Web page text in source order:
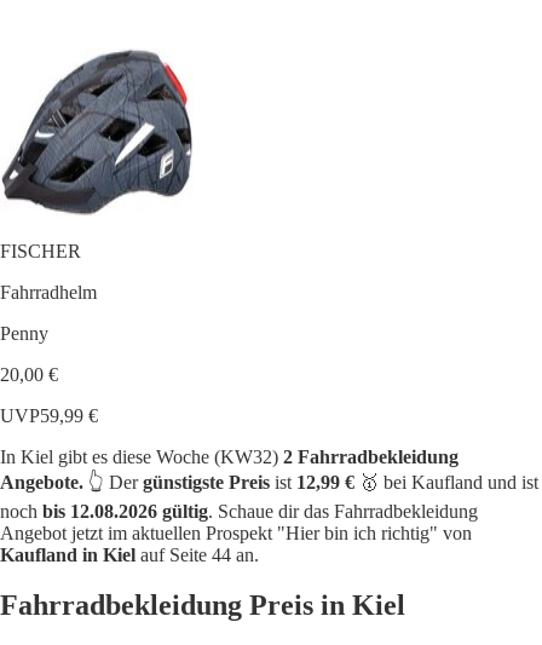
FISCHER
Fahrradhelm
Penny
20,00 €
UVP59,99 €
In Kiel gibt es diese Woche (KW32) 2 Fahrradbekleidung
Angebote. 👆 Dergünstigste Preis ist 12,99 € 🥇 bei Kaufland und ist
noch bis 12.08.2026 gültig. Schaue dir das Fahrradbekleidung
Angebot jetzt im aktuellen Prospekt "Hier bin ich richtig" von
Kaufland in Kiel auf Seite 44 an.
Fahrradbekleidung Preis in Kiel